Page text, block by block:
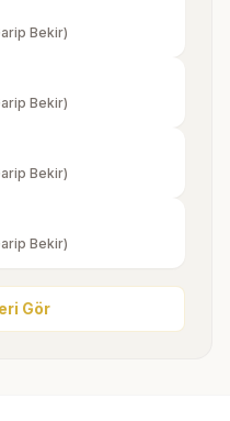
Bekir)
Bekir)
Bekir)
Bekir)
Gör